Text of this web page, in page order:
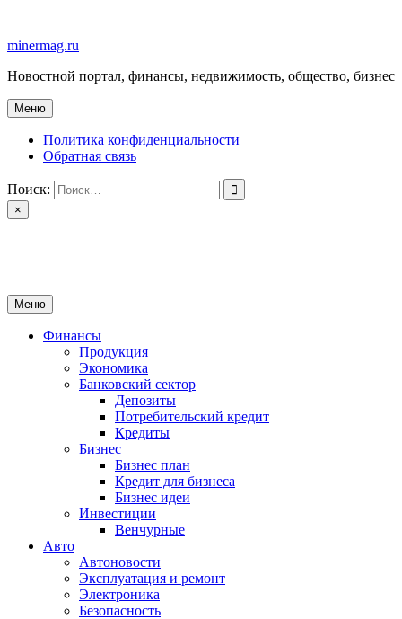
содержимому
minermag.ru
Новостной портал, финансы, недвижимость, общество, бизнес
Меню
Политика конфиденциальности
Обратная связь
Поиск:
×
Меню
Финансы
Продукция
Экономика
Банковский сектор
Депозиты
Потребительский кредит
Кредиты
Бизнес
Бизнес план
Кредит для бизнеса
Бизнес идеи
Инвестиции
Венчурные
Авто
Автоновости
Эксплуатация и ремонт
Электроника
Безопасность